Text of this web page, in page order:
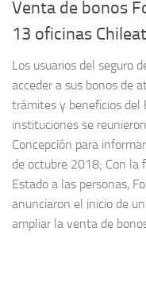
Venta de bonos
13 oficinas
Los usuarios del seguro
acceder a sus bonos de
trámites y beneficios del
instituciones se
Concepción para
de octubre 2018; Con la
Estado a las personas,
anunciaron el inicio de
ampliar la venta de